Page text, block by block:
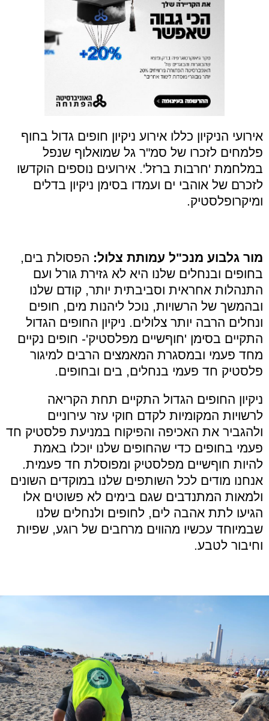
אירועי הניקיון כללו אירוע ניקיון חופים גדול בחוף
פלמחים לזכרו של סמ"ר גל שמואלוף שנפל
במלחמת 'חרבות ברזל'. אירועים נוספים הוקדשו
לזכרם של אוהבי ים ועמדו בסימן ניקיון בדלים
ומיקרופלסטיק.
מור גלבוע מנכ"ל עמותת צלול: הפסולת בים,
בחופים ובנחלים שלנו היא לא גזירת גורל ועם
התנהלות אחראית וסביבתית יותר, קודם שלנו
ובהמשך של הרשויות, נוכל ליהנות מים, חופים
ונחלים הרבה יותר צלולים. ניקיון החופים הגדול
התקיים בסימן 'חוףשיים מפלסטיק'- חופים נקיים
מחד פעמי ובמסגרת המאמצים הרבים למיגור
פלסטיק חד פעמי בנחלים, בים ובחופים.
ניקיון החופים הגדול התקיים תחת הקריאה
לרשויות המקומיות לקדם חוקי עזר עירוניים
ולהגביר את האכיפה והפיקוח במניעת פלסטיק חד
פעמי בחופים כדי שהחופים שלנו יוכלו באמת
להיות חוףשיים מפלסטיק ומפוסלת חד פעמית.
אנחנו מודים לכל השותפים שלנו במוקדים השונים
ולמאות המתנדבים שגם בימים לא פשוטים אלו
הגיעו לתת אהבה לים, לחופים ולנחלים שלנו
שבמיוחד עכשיו מהווים מרחבים של רוגע, שפיות
וחיבור לטבע.